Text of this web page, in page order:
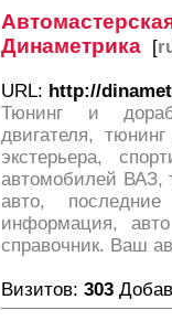
Динаметрика [
URL: http://
Тюнинг и
двигателя,
экстерьера,
автомобилей ВАЗ,
авто,
информация,
справочник. Ваш
Визитов: 303